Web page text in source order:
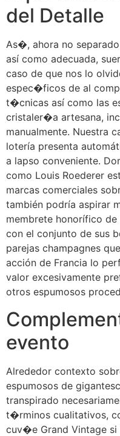
del Detalle
As�, ahora no
así­ como adecuada,
caso de que nos lo
espec�ficos de al
t�cnicas así­ como las
cristaler�a artesana,
manualmente. Nuestra
lotería presenta
a lapso conveniente.
como Louis Roederer
marcas comerciales
también podría aspirar
membrete honorífico
con el conjunto de sus
parejas champagnes
acción de Francia lo
valor excesivamente
otros espumosos
evento
Alrededor contexto
espumosos de
transpirado
t�rminos cualitativos,
cuv�e Grand Vintage si